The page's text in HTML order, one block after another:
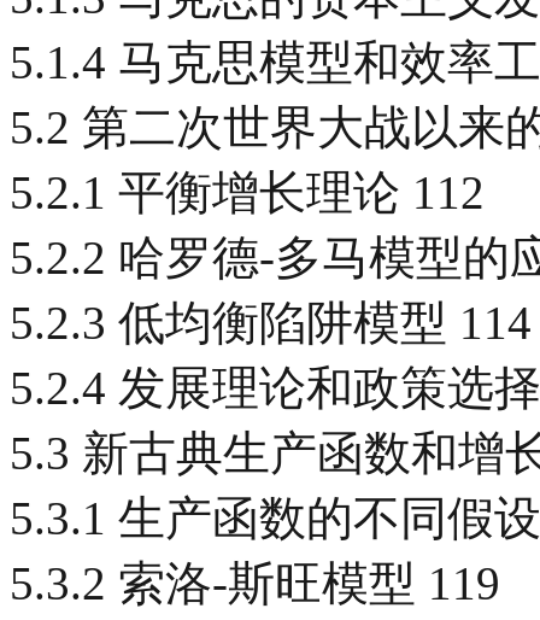
5.1.4 马克思模型和效率
5.2 第二次世界大战以来
5.2.1 平衡增长理论 112
5.2.2 哈罗德-多马模型的
5.2.3 低均衡陷阱模型 114
5.2.4 发展理论和政策选
5.3 新古典生产函数和增
5.3.1 生产函数的不同假
5.3.2 索洛-斯旺模型 119